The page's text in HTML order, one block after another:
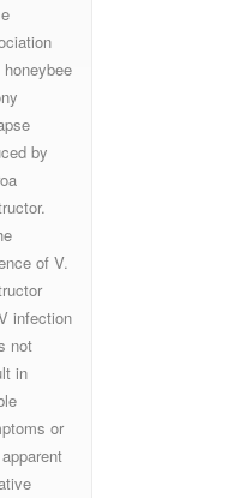
honeybee
by
of V.
infection
not
in
or